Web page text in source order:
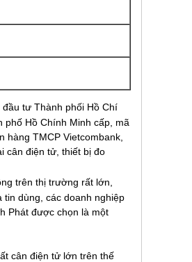
tư Thành phối Hồ Chí
phố Hồ Chính Minh cấp, mã
hàng TMCP Vietcombank,
cân điện tử, thiết bị đo
trên thị trường rất lớn,
tin dùng, các doanh nghiệp
Phát được chọn là một
cân điện tử lớn trên thế